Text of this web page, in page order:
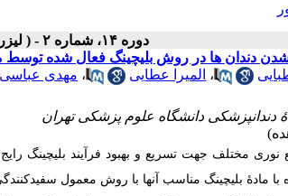
دوره ۱۴، شماره ۲ - ( لیزر در پزشکی ۱۳۹۶ )
دندان ها در روش بلیچینگ فعال شده
، المیرا عطایی ، مهدی عباسی
دانشگاه علوم پزشکی تهران
نوری مختلف جهت تسریع و بهبود فرآیند بلیچینگ